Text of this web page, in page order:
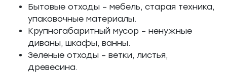
Бытовые отходы – мебель, старая техника,
упаковочные материалы.
Крупногабаритный мусор – ненужные
диваны, шкафы, ванны.
Зеленые отходы – ветки, листья,
древесина.